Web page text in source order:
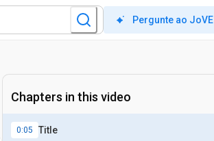
Pergunte ao JoVE
Chapters in this video
0:05 Title